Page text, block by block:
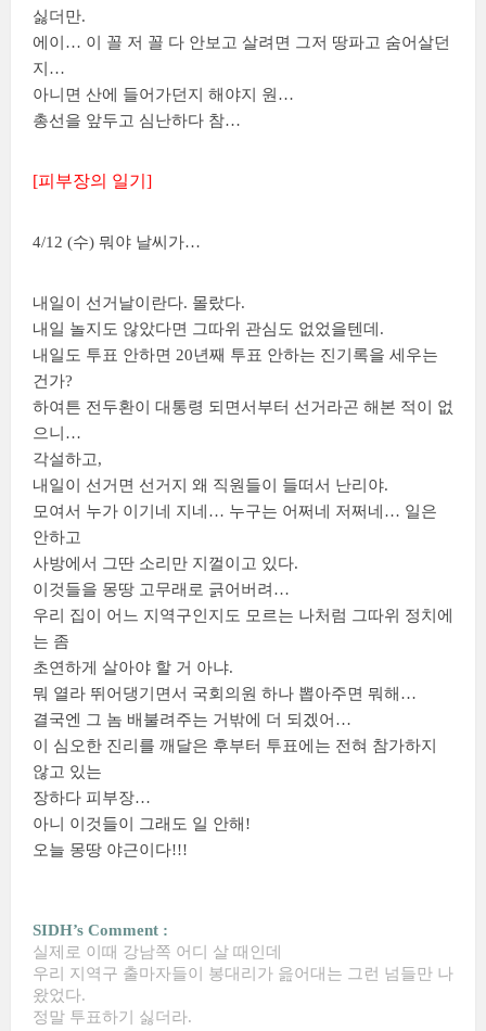
싫더만.
에이… 이 꼴 저 꼴 다 안보고 살려면 그저 땅파고 숨어살던
지…
아니면 산에 들어가던지 해야지 원…
총선을 앞두고 심난하다 참…
[피부장의 일기]
4/12 (수) 뭐야 날씨가…
내일이 선거날이란다. 몰랐다.
내일 놀지도 않았다면 그따위 관심도 없었을텐데.
내일도 투표 안하면 20년째 투표 안하는 진기록을 세우는
건가?
하여튼 전두환이 대통령 되면서부터 선거라곤 해본 적이 없
으니…
각설하고,
내일이 선거면 선거지 왜 직원들이 들떠서 난리야.
모여서 누가 이기네 지네… 누구는 어쩌네 저쩌네… 일은
안하고
사방에서 그딴 소리만 지껄이고 있다.
이것들을 몽땅 고무래로 긁어버려…
우리 집이 어느 지역구인지도 모르는 나처럼 그따위 정치에
는 좀
초연하게 살아야 할 거 아냐.
뭐 열라 뛰어댕기면서 국회의원 하나 뽑아주면 뭐해…
결국엔 그 놈 배불려주는 거밖에 더 되겠어…
이 심오한 진리를 깨달은 후부터 투표에는 전혀 참가하지
않고 있는
장하다 피부장…
아니 이것들이 그래도 일 안해!
오늘 몽땅 야근이다!!!
SIDH’s Comment :
실제로 이때 강남쪽 어디 살 때인데
우리 지역구 출마자들이 봉대리가 읊어대는 그런 넘들만 나
왔었다.
정말 투표하기 싫더라.